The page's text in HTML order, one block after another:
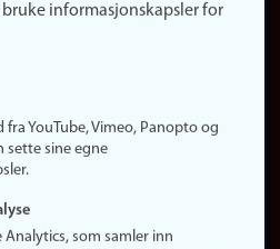
informasjonskapsler for
YouTube, Vimeo, Panopto og
sette sine egne
Analytics, som samler inn